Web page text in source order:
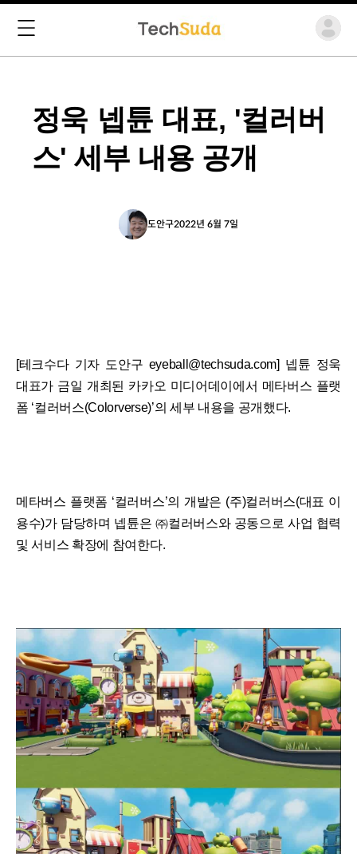
정욱 넵튠 대표, '컬러버
스' 세부 내용 공개
도안구2022년 6월 7일
[테크수다 기자 도안구 eyeball@techsuda.com] 넵튠 정욱
대표가 금일 개최된 카카오 미디어데이에서 메타버스 플랫
폼 ‘컬러버스(Colorverse)’의 세부 내용을 공개했다.
메타버스 플랫폼 ‘컬러버스’의 개발은 (주)컬러버스(대표 이
용수)가 담당하며 넵튠은 ㈜컬러버스와 공동으로 사업 협력
및 서비스 확장에 참여한다.